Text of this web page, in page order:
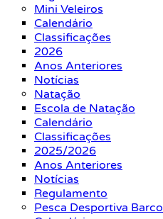
Mini Veleiros
Calendário
Classificações
2026
Anos Anteriores
Notícias
Natação
Escola de Natação
Calendário
Classificações
2025/2026
Anos Anteriores
Notícias
Regulamento
Pesca Desportiva Barco